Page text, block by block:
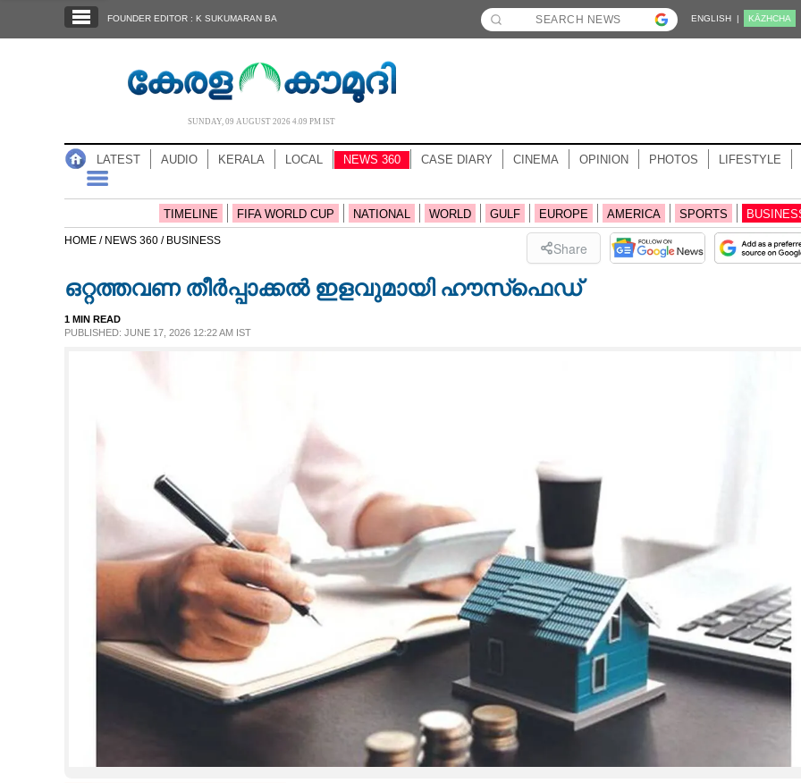
NOTIFIED NEWS
FOUNDER EDITOR : K SUKUMARAN BA ENGLISH | KĀZHCHA
SUNDAY, 09 AUGUST 2026 4.09 PM IST
LATEST AUDIO KERALA LOCAL NEWS 360 CASE DIARY CINEMA OPINION PHOTOS LIFESTYLE
TIMELINE FIFA WORLD CUP NATIONAL WORLD GULF EUROPE AMERICA SPORTS
HOME / NEWS 360 / BUSINESS Share
ഒറ്റത്തവണ തീർപ്പാക്കൽ ഇളവുമായി ഹൗസ്‌ഫെഡ്
1 MIN READ
PUBLISHED: JUNE 17, 2026 12:22 AM IST